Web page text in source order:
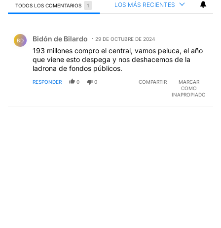
TODOS LOS COMENTARIOS 1 LOS MÁS RECIENTES
BD Bidón de Bilardo 29 DE OCTUBRE DE 2024
193 millones compro el central, vamos peluca, el año
que viene esto despega y nos deshacemos de la
ladrona de fondos públicos.
RESPONDER 0 0 COMPARTIR
MARCAR
COMO
INAPROPIADO